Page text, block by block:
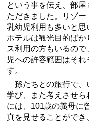
という事を伝え、部屋
ただきました。リゾー
乳幼児利用も多いと思
ホテルは観光目的ばか
ス利用の方もいるので
児への許容範囲はそれ
す。
孫たちとの旅行で、
学び、また考えさせら
には、 101歳の義母に
真を見せることができ